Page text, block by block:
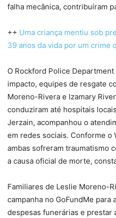
falha mecânica, contribuíram
++ Uma criança mentiu sob
39 anos da vida por um crime
O Rockford Police
impacto, equipes de resgate
Moreno-Rivera e Izamary
conduziram até hospitais
Jerzain, acompanhou o
em redes sociais. Conforme o
ambas sofreram traumatismo
a causa oficial de morte,
Familiares de Leslie Moreno-
campanha no GoFundMe para
despesas funerárias e prestar